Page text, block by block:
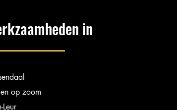
in
op zoom
Leur